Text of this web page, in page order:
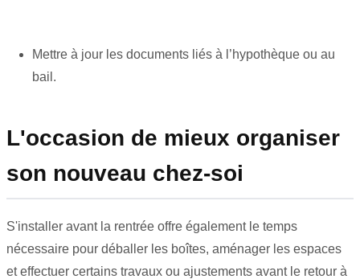
Mettre à jour les documents liés à l’hypothèque ou au
bail.
L'occasion de mieux organiser
son nouveau chez-soi
S'installer avant la rentrée offre également le temps
nécessaire pour déballer les boîtes, aménager les espaces
et effectuer certains travaux ou ajustements avant le retour à